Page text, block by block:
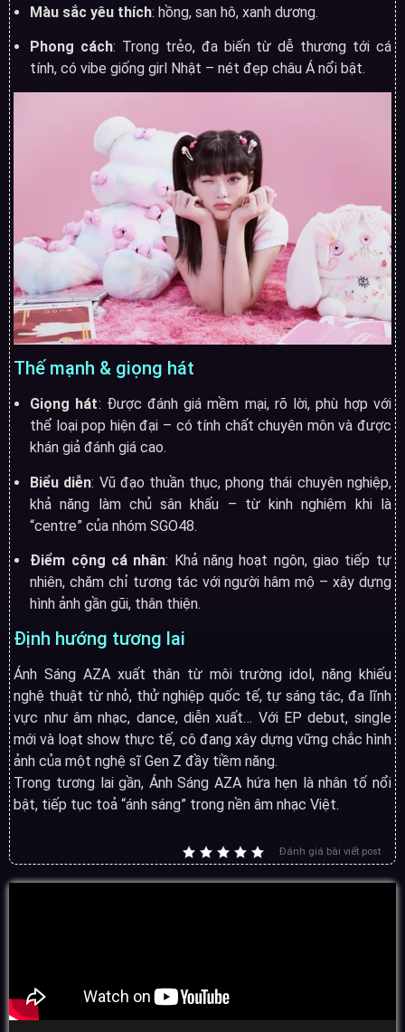
Màu sắc yêu thích: hồng, san hô, xanh dương.
Phong cách: Trong trẻo, đa biến từ dễ thương tới cá
tính, có vibe giống girl Nhật – nét đẹp châu Á nổi bật.
Thế mạnh & giọng hát
Giọng hát: Được đánh giá mềm mại, rõ lời, phù hợp với
thể loại pop hiện đại – có tính chất chuyên môn và được
khán giả đánh giá cao.
Biểu diễn: Vũ đạo thuần thục, phong thái chuyên nghiệp,
khả năng làm chủ sân khấu – từ kinh nghiệm khi là
“centre” của nhóm SGO48.
Điểm cộng cá nhân: Khả năng hoạt ngôn, giao tiếp tự
nhiên, chăm chỉ tương tác với người hâm mộ – xây dựng
hình ảnh gần gũi, thân thiện.
Định hướng tương lai
Ánh Sáng AZA xuất thân từ môi trường idol, năng khiếu
nghệ thuật từ nhỏ, thử nghiệp quốc tế, tự sáng tác, đa lĩnh
vực như âm nhạc, dance, diễn xuất… Với EP debut, single
mới và loạt show thực tế, cô đang xây dựng vững chắc hình
ảnh của một nghệ sĩ Gen Z đầy tiềm năng.
Trong tương lai gần, Ánh Sáng AZA hứa hẹn là nhân tố nổi
bật, tiếp tục toả “ánh sáng” trong nền âm nhạc Việt.
Đánh giá bài viết post